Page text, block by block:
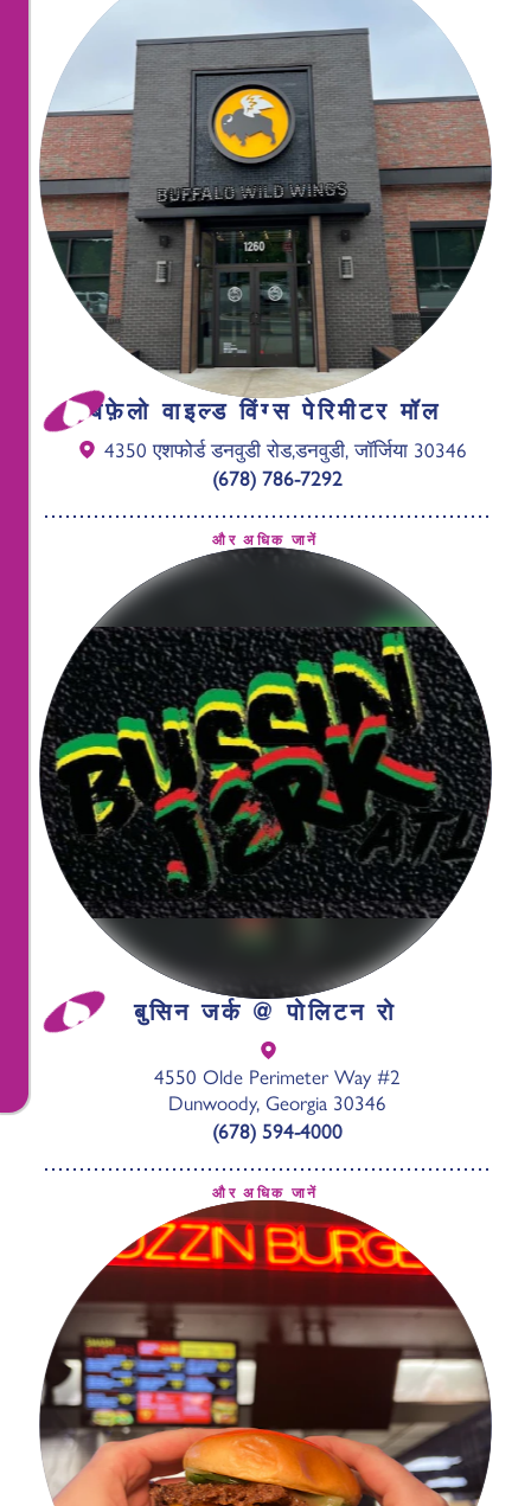
बफ़ेलो वाइल्ड विंग्स पेरिमीटर मॉल
4350 एशफोर्ड डनवुडी रोड,डनवुडी, जॉर्जिया 30346
(678) 786-7292
और अधिक जानें
बुसिन जर्क @ पोलिटन रो
4550 Olde Perimeter Way #2
Dunwoody, Georgia 30346
(678) 594-4000
और अधिक जानें